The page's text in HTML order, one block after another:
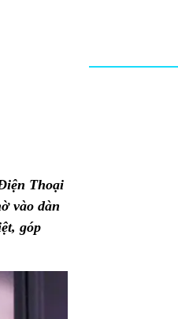
Thoại
vào dàn
góp